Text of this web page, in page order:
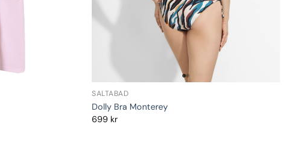
SALTABAD
Dolly Bra Monterey
699 kr